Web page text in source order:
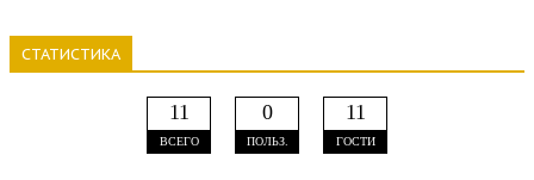
СТАТИСТИКА
11
ВСЕГО
0
ПОЛЬЗ.
11
ГОСТИ